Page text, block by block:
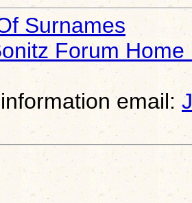
Surnames
Forum Home
email: